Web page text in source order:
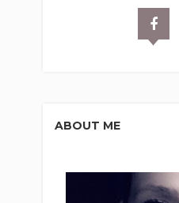
ABOUT ME